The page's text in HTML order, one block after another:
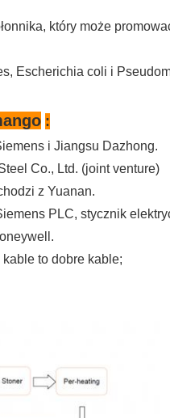
który może
Escherichia coli i
:
i Jiangsu Dazhong.
Co., Ltd. (joint venture)
z Yuanan.
PLC, stycznik
to dobre kable;